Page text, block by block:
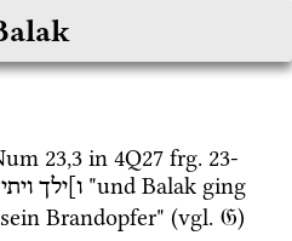
23,3 in 4Q27 frg. 23-
ו]ילך "und Balak ging
Brandopfer" (vgl. 𝔊)